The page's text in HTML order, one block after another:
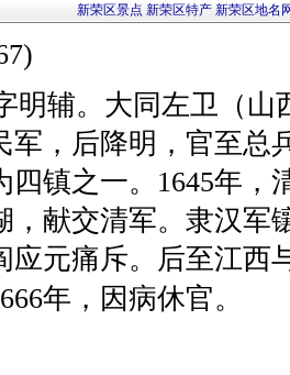
新荣区景点 新荣区特产 新荣区地名
明辅。大同左卫（山
军，后降明，官至总
四镇之一。1645年，
，献交清军。隶汉军
应元痛斥。后至江西
年，因病休官。